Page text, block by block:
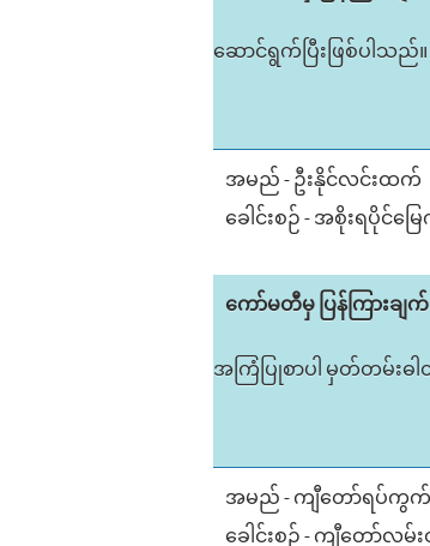
ဆောင်ရွက်ပြီးဖြစ်ပါသည်။
အမည် - ဦးနိုင်လင်းထက်
ခေါင်းစဉ် - အစိုးရပိုင်မြေ
ကော်မတီမှ ပြန်ကြားချက်
အကြံပြုစာပါ မှတ်တမ်းဓါ
အမည် - ကျီတော်ရပ်ကွက်
ခေါင်းစဉ် - ကျီတော်လမ်